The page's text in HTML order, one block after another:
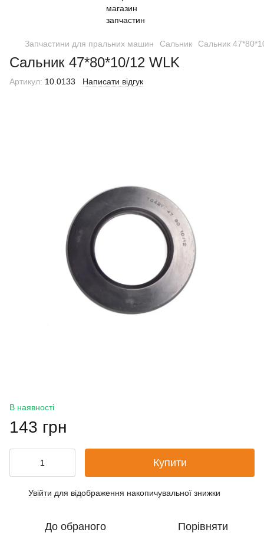
Запчастини для пральних машин Сальник Сальник
Сальник 47*80*10/12 WLK
Артикул: 10.0133 Написати відгук
В наявності
143 грн
Купити
Увійти для відображення накопичувальної знижки
До обраного Порівняти